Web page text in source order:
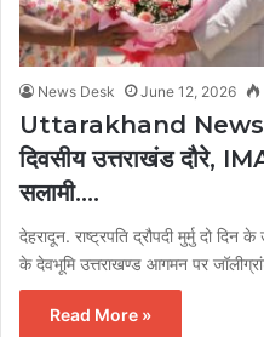
News Desk June 12, 2026
Uttarakhand News:
दिवसीय उत्तराखंड दौरे,
सलामी….
देहरादून. राष्ट्रपति द्रौपदी मुर्मु दो
के देवभूमि उत्तराखण्ड आगमन पर
Read More »